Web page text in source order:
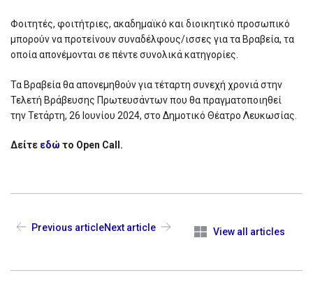
Φοιτητές, φοιτήτριες, ακαδημαϊκό και διοικητικό προσωπικό
μπορούν να προτείνουν συναδέλφους/ισσες για τα Βραβεία, τα
οποία απονέμονται σε πέντε συνολικά κατηγορίες.
Τα Βραβεία θα απονεμηθούν για τέταρτη συνεχή χρονιά στην
Τελετή Βράβευσης Πρωτευσάντων που θα πραγματοποιηθεί
την Τετάρτη, 26 Ιουνίου 2024, στο Δημοτικό Θέατρο Λευκωσίας.
Δείτε εδώ τo Open Call.
Previous article View all articles
Next article